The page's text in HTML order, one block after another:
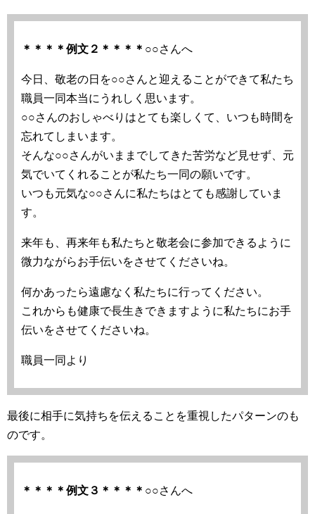
＊＊＊＊例文２＊＊＊＊ ○○さんへ
今日、敬老の日を○○さんと迎えることができて私たち
職員一同本当にうれしく思います。
○○さんのおしゃべりはとても楽しくて、いつも時間を
忘れてしまいます。
そんな○○さんがいままでしてきた苦労など見せず、元
気でいてくれることが私たち一同の願いです。
いつも元気な○○さんに私たちはとても感謝していま
す。
来年も、再来年も私たちと敬老会に参加できるように
微力ながらお手伝いをさせてくださいね。
何かあったら遠慮なく私たちに行ってください。
これからも健康で長生きできますように私たちにお手
伝いをさせてくださいね。
職員一同より
最後に相手に気持ちを伝えることを重視したパターンのも
のです。
＊＊＊＊例文３＊＊＊＊ ○○さんへ